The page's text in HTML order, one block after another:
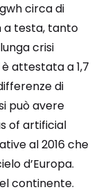
circa di
a testa, tanto
crisi
attestata a 1,7
di
può avere
of artificial
al 2016 che
d’Europa.
continente.